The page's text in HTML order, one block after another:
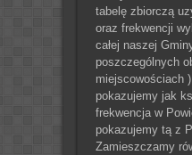
tabelę zbiorczą
oraz frekwencji
całej naszej
poszczególnych
miejscowościach
pokazujemy jak
frekwencja w
pokazujemy tą z
Zamieszczamy